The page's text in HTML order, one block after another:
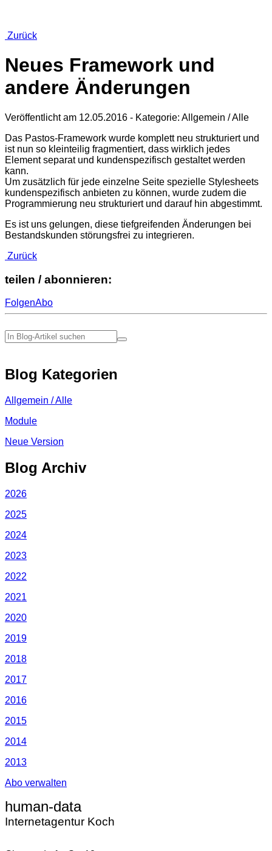
Zurück
Neues Framework und
andere Änderungen
Veröffentlicht am 12.05.2016 - Kategorie: Allgemein / Alle
Das Pastos-Framework wurde komplett neu strukturiert und
ist nun so kleinteilig fragmentiert, dass wirklich jedes
Element separat und kundenspezifisch gestaltet werden
kann.
Um zusätzlich für jede einzelne Seite spezielle Stylesheets
kundenspezifisch anbieten zu können, wurde zudem die
Programmierung neu strukturiert und darauf hin abgestimmt.
Es ist uns gelungen, diese tiefgreifenden Änderungen bei
Bestandskunden störungsfrei zu integrieren.
Zurück
teilen / abonnieren:
FolgenAbo
Blog Kategorien
Allgemein / Alle
Module
Neue Version
Blog Archiv
2026
2025
2024
2023
2022
2021
2020
2019
2018
2017
2016
2015
2014
2013
Abo verwalten
human-data
Internetagentur Koch